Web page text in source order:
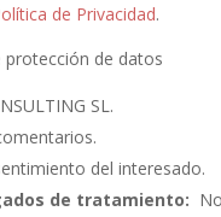
de Privacidad.
de datos
SL.
del interesado.
de tratamiento: